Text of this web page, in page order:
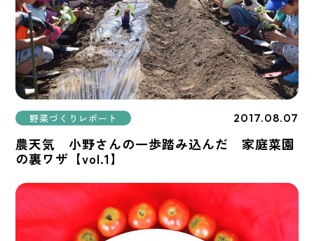
野菜づくりレポート 2017.08.07
農天気 小野さんの一歩踏み込んだ 家庭菜園
の裏ワザ【vol.1】